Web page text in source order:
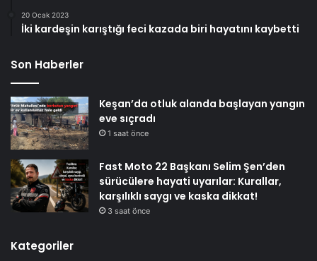
20 Ocak 2023
İki kardeşin karıştığı feci kazada biri hayatını kaybetti
Son Haberler
Keşan’da otluk alanda başlayan yangın
eve sıçradı
1 saat önce
Fast Moto 22 Başkanı Selim Şen’den
sürücülere hayati uyarılar: Kurallar,
karşılıklı saygı ve kaska dikkat!
3 saat önce
Kategoriler